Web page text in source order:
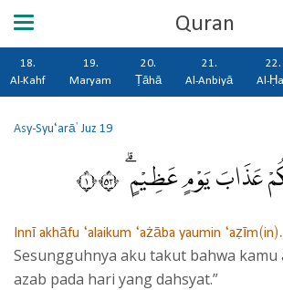
Quran
18.
Al-Kahf
19.
Maryam
20.
Ṭāhā
21.
Al-Anbiyā
22.
Al-
Asy-Syu‘arā'Juz 19
يَوْمٍ عَظِيْمٍ ۗ ١٣٥
Innī akhāfu ‘alaikum ‘ażāba yaumin ‘aẓīm(in).
Sesungguhnya aku takut bahwa kamu
azab pada hari yang dahsyat.”